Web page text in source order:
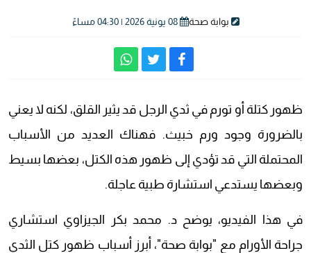
بوابة صحة 08 يونية 2026 | 04:30 مساءً
ظهور كتلة أو تورم في ثدي الرجل قد يثير القلق، لكنه لا يعني
بالضرورة وجود ورم خبيث. فهناك العديد من الأسباب
المحتملة التي قد تؤدي إلى ظهور هذه الكتل، بعضها بسيط
وبعضها يستدعي استشارة طبية عاجلة.
في هذا الفيديو، يوضح د. محمد بكر الجيزاوي استشاري
جراحة الأورام مع "بوابة صحة"، أبرز أسباب ظهور كتل الثدي